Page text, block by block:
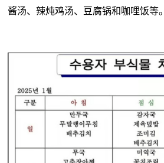
酱汤、辣炖鸡汤、豆腐锅和咖哩饭等。